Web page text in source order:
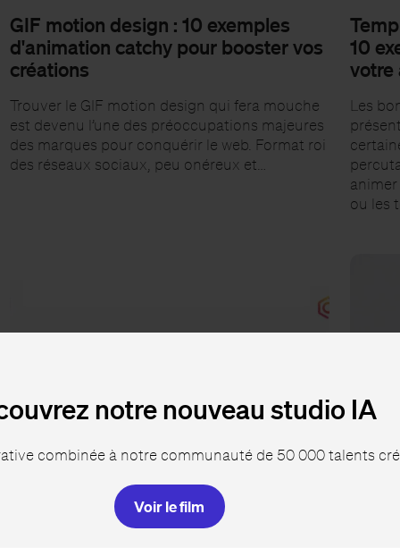
notre nouveau studio IA
combinée à notre communauté de 50 000 talents
Voir le film
GIF motion design : 10 exemples
d'animation catchy pour booster vos
créations
Trouver le GIF motion design qui fera mouche
est devenu l’une des préoccupations majeures
des marques pour conquérir le web. Format roi
des réseaux sociaux, peu onéreux et…
10
votre
Les
ou les